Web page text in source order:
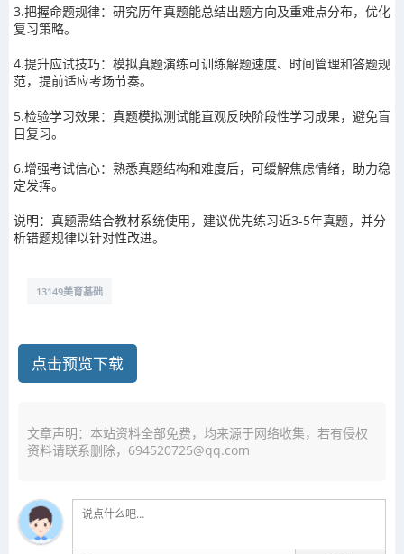
3.把握命题规律：研究历年真题能总结出题方向及重难点分布，优化
复习策略。
4.提升应试技巧：模拟真题演练可训练解题速度、时间管理和答题规
范，提前适应考场节奏。
5.检验学习效果：真题模拟测试能直观反映阶段性学习成果，避免盲
目复习。
6.增强考试信心：熟悉真题结构和难度后，可缓解焦虑情绪，助力稳
定发挥。
说明：真题需结合教材系统使用，建议优先练习近3-5年真题，并分
析错题规律以针对性改进。
13149美育基础
点击预览下载
文章声明：本站资料全部免费，均来源于网络收集，若有侵权
资料请联系删除，694520725@qq.com